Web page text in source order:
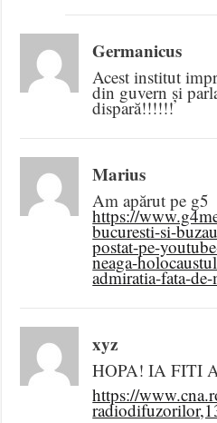
Germanicus
Acest institut
din guvern și
dispară!!!!!!
Marius
Am apărut pe g5
https://
bucuresti-si-
postat-pe-
neaga-
admiratia-fata-
xyz
HOPA! IA FITI
https://